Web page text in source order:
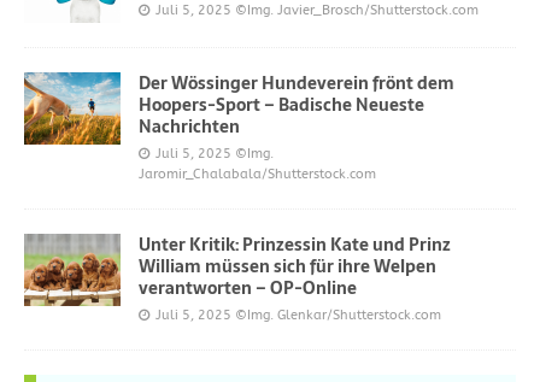
Juli 5, 2025 ©Img. Javier_Brosch/Shutterstock.com
Der Wössinger Hundeverein frönt dem
Hoopers-Sport – Badische Neueste
Nachrichten
Juli 5, 2025 ©Img.
Jaromir_Chalabala/Shutterstock.com
Unter Kritik: Prinzessin Kate und Prinz
William müssen sich für ihre Welpen
verantworten – OP-Online
Juli 5, 2025 ©Img. Glenkar/Shutterstock.com